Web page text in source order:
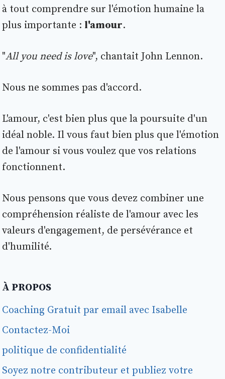
à tout comprendre sur l'émotion humaine la
plus importante : l'amour.
"All you need is love", chantait John Lennon.
Nous ne sommes pas d'accord.
L'amour, c'est bien plus que la poursuite d'un
idéal noble. Il vous faut bien plus que l'émotion
de l'amour si vous voulez que vos relations
fonctionnent.
Nous pensons que vous devez combiner une
compréhension réaliste de l'amour avec les
valeurs d'engagement, de persévérance et
d'humilité.
À PROPOS
Coaching Gratuit par email avec Isabelle
Contactez-Moi
politique de confidentialité
Soyez notre contributeur et publiez votre